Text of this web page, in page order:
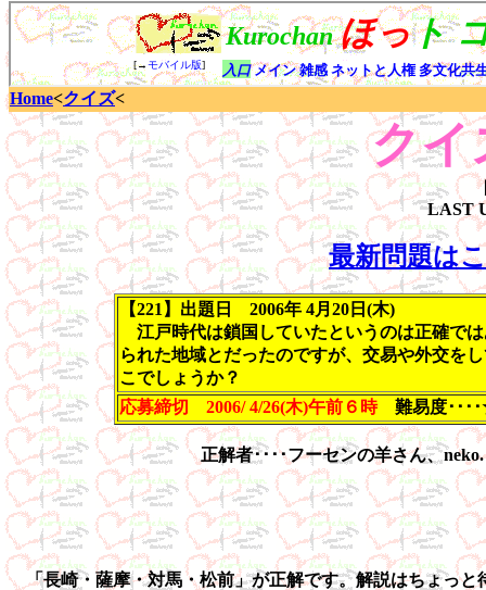
Home<クイズ<
クイ
LAST
最新問題は
【221】出題日 2006年 4月20日(木)
江戸時代は鎖国していたというのは正確で
られた地域とだったのですが、交易や外交を
こでしょうか？
応募締切 2006/ 4/26(木)午前６時 難易度･･
正解者････フーセンの羊さん、
「長崎・薩摩・対馬・松前」が正解です。解説はちょっと